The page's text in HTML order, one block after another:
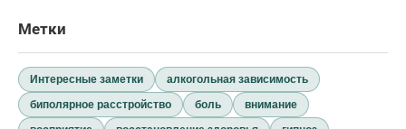
Метки
Интересные заметки
алкогольная зависимость
биполярное расстройство
боль
внимание